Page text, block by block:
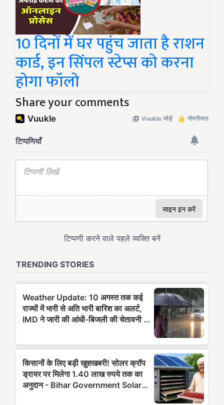
10 दिनों में घर पहुंच जाता है राशन
कार्ड, इन सिंपल स्टेप्स को करना
होगा फॉलो
Share your comments